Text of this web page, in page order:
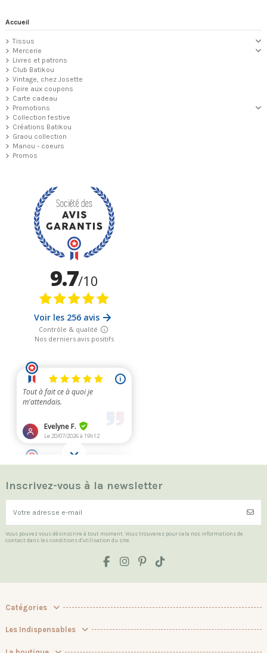
Accueil
Tissus
Mercerie
Livres et patrons
Club Batikou
Vintage, chez Josette
Foire aux coupons
Carte cadeau
Promotions
Collection festive
Créations Batikou
Graou collection
Manou - coeurs
Promos
Inscrivez-vous à la newsletter
Vous pouvez vous désinscrire à tout moment. Vous trouverez pour cela nos informations de
contact dans les conditions d'utilisation du site.
Catégories
Les Indispensables